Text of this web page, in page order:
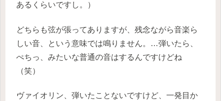
あるくらいですし。）
どちらも弦が張ってありますが、残念ながら音楽ら
しい音、という意味では鳴りません。…弾いたら、
ぺちっ、みたいな普通の音はするんですけどね
（笑）
ヴァイオリン、弾いたことないですけど、一発目か